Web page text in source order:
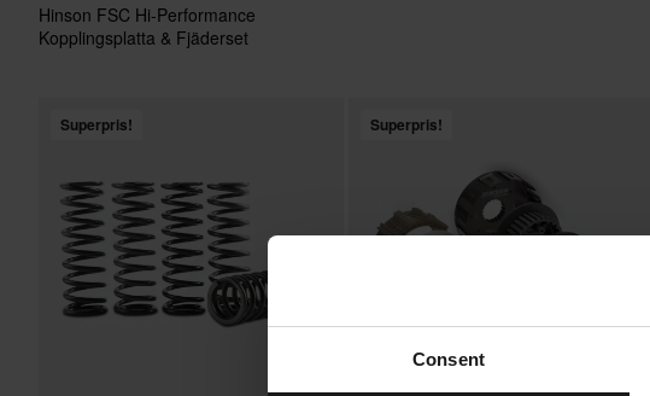
Consent
Hinson FSC Hi-Performance
Kopplingsplatta & Fjäderset
Superpris! Superpris!